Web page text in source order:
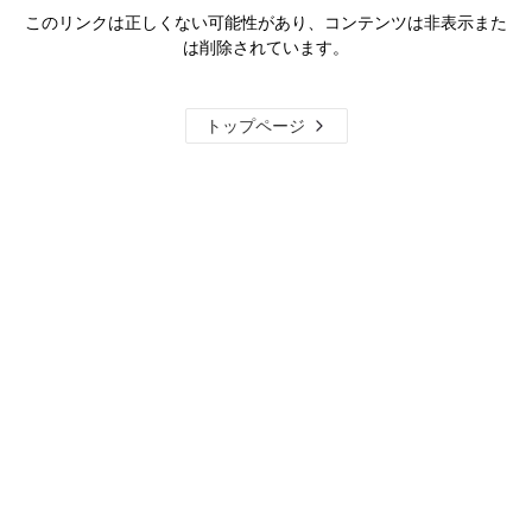
このリンクは正しくない可能性があり、コンテンツは非表示また
は削除されています。
トップページ